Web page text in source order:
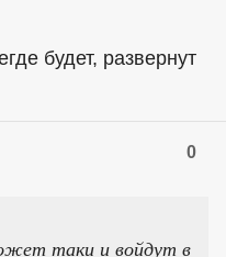
будет, развернут
0
таки и войдут в